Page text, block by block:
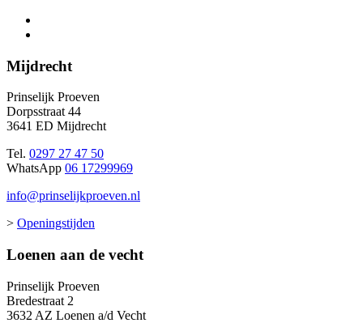
Mijdrecht
Prinselijk Proeven
Dorpsstraat 44
3641 ED Mijdrecht
Tel. 0297 27 47 50
WhatsApp 06 17299969
info@prinselijkproeven.nl
> Openingstijden
Loenen aan de vecht
Prinselijk Proeven
Bredestraat 2
3632 AZ Loenen a/d Vecht